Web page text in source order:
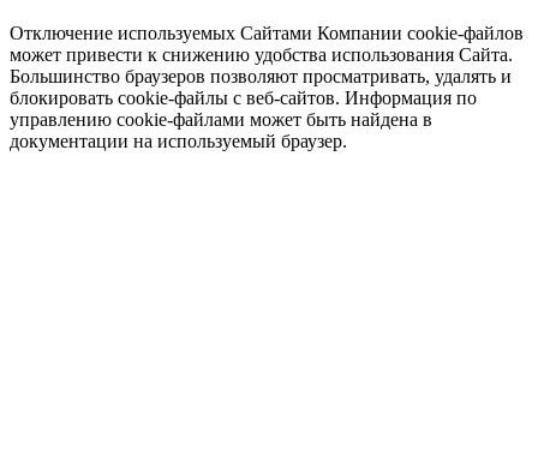
Отключение используемых Сайтами Компании cookie-файлов
может привести к снижению удобства использования Сайта.
Большинство браузеров позволяют просматривать, удалять и
блокировать cookie-файлы c веб-сайтов. Информация по
управлению cookie-файлами может быть найдена в
документации на используемый браузер.